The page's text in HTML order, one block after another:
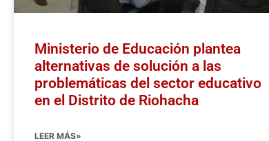
Ministerio de Educación plantea
alternativas de solución a las
problemáticas del sector educativo
en el Distrito de Riohacha
LEER MÁS»